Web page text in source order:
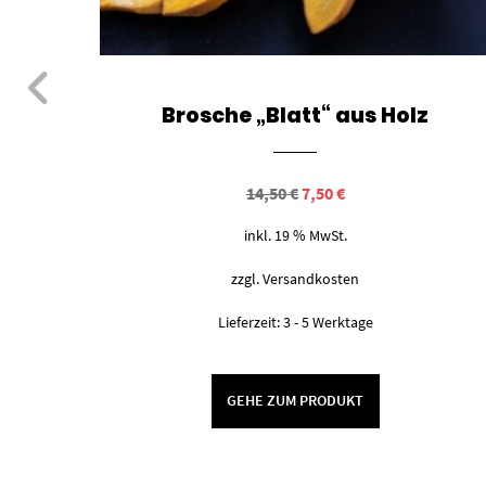
Brosche „Blatt“ aus Holz
14,50€Ursprünglicher
Preis
war:
14,50 €
7,50€Aktueller
7,50 €.
inkl. 19 % MwSt.
zzgl.Versandkosten
Lieferzeit:3 - 5 Werktage
GEHE ZUM PRODUKT